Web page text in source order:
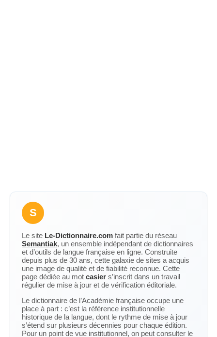
S
Le site Le-Dictionnaire.com fait partie du réseau
Semantiak, un ensemble indépendant de dictionnaires
et d’outils de langue française en ligne. Construite
depuis plus de 30 ans, cette galaxie de sites a acquis
une image de qualité et de fiabilité reconnue. Cette
page dédiée au mot casier s’inscrit dans un travail
régulier de mise à jour et de vérification éditoriale.
Le dictionnaire de l’Académie française occupe une
place à part : c’est la référence institutionnelle
historique de la langue, dont le rythme de mise à jour
s’étend sur plusieurs décennies pour chaque édition.
Pour un point de vue institutionnel, on peut consulter le